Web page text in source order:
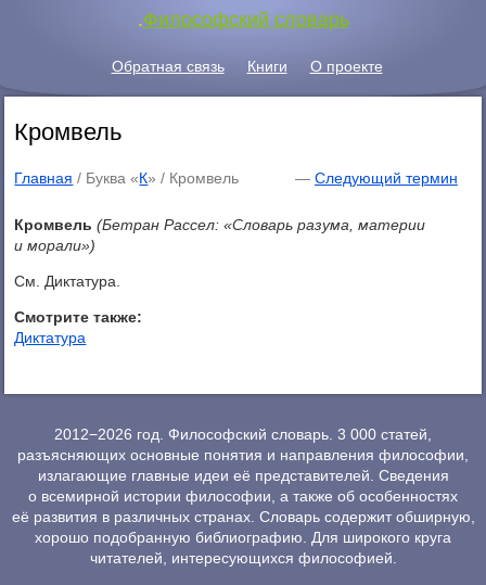
.Философский словарь
Обратная связь Книги О проекте
Кромвель
Главная / Буква «К» / Кромвель — Следующий термин
Кромвель (Бетран Рассел: «Словарь разума, материи
и морали»)
См. Диктатура.
Смотрите также:
Диктатура
2012−2026 год. Философский словарь. 3 000 статей,
разъясняющих основные понятия и направления философии,
излагающие главные идеи её представителей. Сведения
о всемирной истории философии, а также об особенностях
её развития в различных странах. Словарь содержит обширную,
хорошо подобранную библиографию. Для широкого круга
читателей, интересующихся философией.